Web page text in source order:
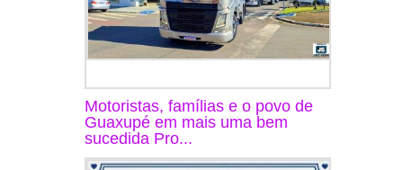
Motoristas, famílias e o povo de
Guaxupé em mais uma bem
sucedida Pro...